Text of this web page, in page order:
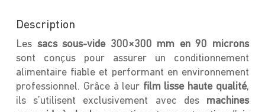
Description
Les sacs sous-vide 300×300 mm en 90 microns
sont conçus pour assurer un conditionnement
alimentaire fiable et performant en environnement
professionnel. Grâce à leur film lisse haute qualité,
ils s’utilisent exclusivement avec des machines